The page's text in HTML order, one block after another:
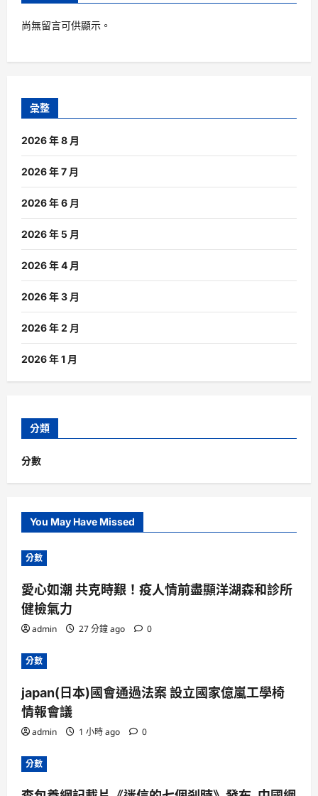
尚無留言可供顯示。
彙整
2026 年 8 月
2026 年 7 月
2026 年 6 月
2026 年 5 月
2026 年 4 月
2026 年 3 月
2026 年 2 月
2026 年 1 月
分類
分數
You May Have Missed
分數
愛心如潮 共克時艱！疫人情前盡顯洋湖森和診所
健檢氣力
admin 27 分鐘 ago 0
分數
japan(日本)國會通過法案 設立國家億嵐工學椅
情報會議
admin 1 小時 ago 0
分數